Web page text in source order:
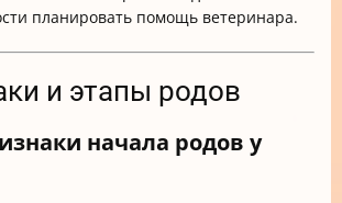
планировать помощь ветеринара.
и этапы родов
начала родов у